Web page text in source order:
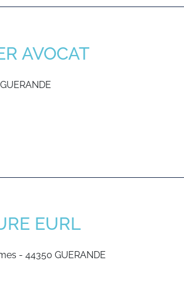
AVOCAT
EURL
- 44350 GUERANDE